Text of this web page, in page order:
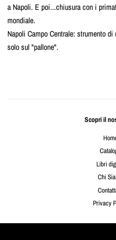
a Napoli. E poi...chiusura con i
mondiale.
Napoli Campo Centrale: strumento
solo sul "pallone".
Scopri il
Libri
Chi
Privacy